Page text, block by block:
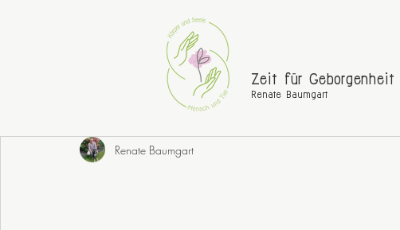
Zeit für Geborgenheit
Renate Baumgart
Renate Baumgart